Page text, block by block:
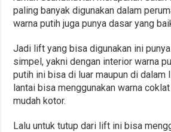
paling banyak digunakan dalam
warna putih juga punya dasar yang
Jadi lift yang bisa digunakan ini
simpel, yakni dengan interior warna
putih ini bisa di luar maupun di dalam
lantai bisa menggunakan warna
mudah kotor.
Lalu untuk tutup dari lift ini bisa